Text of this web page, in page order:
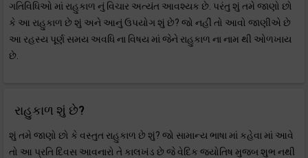
ગતિવિધિઓ માં રાહુકાળ નું વિચાર અત્યંત આવશ્યક છે. પરંતુ શું તમે જાણો છો
કે આ રાહુકાળ છે શું અને આનું ઉપયોગ શું છે? જો નહીં તો આવો જાણીએ છે
આ રહસ્ય પૂર્ણ સમય અવધિ ના વિષય માં જેને રાહુકાળ ના નામ થી ઓળખાય
છે.
રાહુકાળ શું છે?
શું તમે જાણો છો કે વસ્તુત રાહુકાળ છે શું? જો સામાન્ય ભાષા માં કહેવા માં આવે
તો આ પ્રતિ દિવસ આવનારો તે કાલખંડ છે જે વેદિક જ્યોતિષ મુજબ શુભ નથી